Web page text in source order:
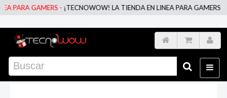
PARA GAMERS -¡TECNOWOW! LA TIENDA EN LINEA PARA GAMERS -